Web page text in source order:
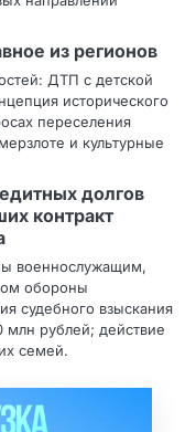
из регионов
ДТП с детской
исторического
переселения
и культурные
долгов
контракт
военнослужащим,
обороны
судебного взыскания
млн рублей; действие
семей.